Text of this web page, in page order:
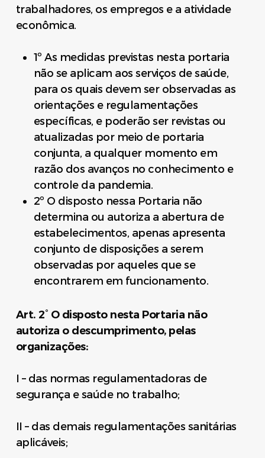
trabalhadores, os empregos e a atividade
econômica.
1º As medidas previstas nesta portaria
não se aplicam aos serviços de saúde,
para os quais devem ser observadas as
orientações e regulamentações
específicas, e poderão ser revistas ou
atualizadas por meio de portaria
conjunta, a qualquer momento em
razão dos avanços no conhecimento e
controle da pandemia.
2º O disposto nessa Portaria não
determina ou autoriza a abertura de
estabelecimentos, apenas apresenta
conjunto de disposições a serem
observadas por aqueles que se
encontrarem em funcionamento.
Art. 2° O disposto nesta Portaria não
autoriza o descumprimento, pelas
organizações:
I – das normas regulamentadoras de
segurança e saúde no trabalho;
II – das demais regulamentações sanitárias
aplicáveis;